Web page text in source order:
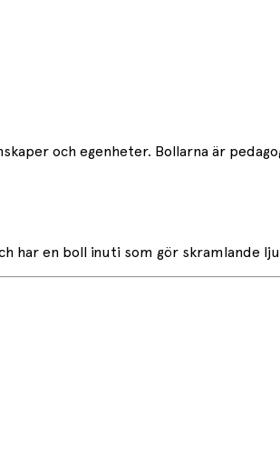
och egenheter. Bollarna är
har en boll inuti som gör skramlande